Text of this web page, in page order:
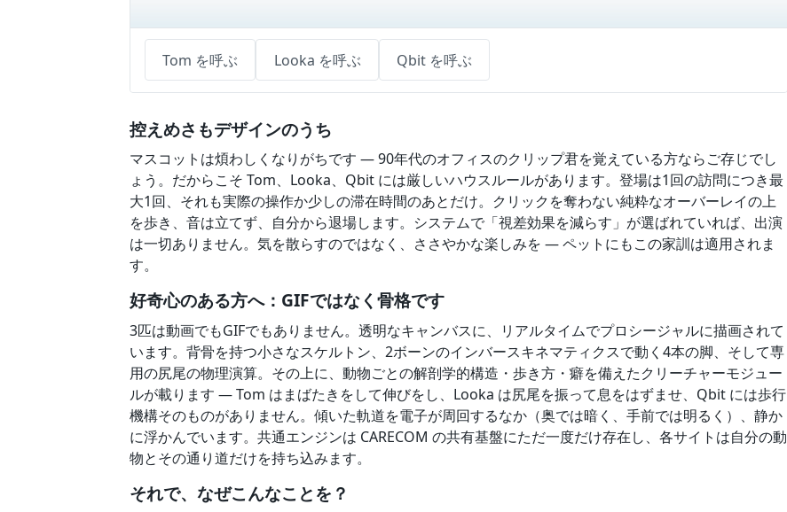
Tom を呼ぶ Looka を呼ぶ Qbit を呼ぶ
控えめさもデザインのうち
マスコットは煩わしくなりがちです — 90年代のオフィスのクリップ君を覚えている方ならご存じでし
ょう。だからこそ Tom、Looka、Qbit には厳しいハウスルールがあります。登場は1回の訪問につき最
大1回、それも実際の操作か少しの滞在時間のあとだけ。クリックを奪わない純粋なオーバーレイの上
を歩き、音は立てず、自分から退場します。システムで「視差効果を減らす」が選ばれていれば、出演
は一切ありません。気を散らすのではなく、ささやかな楽しみを — ペットにもこの家訓は適用されま
す。
好奇心のある方へ：GIFではなく骨格です
3匹は動画でもGIFでもありません。透明なキャンバスに、リアルタイムでプロシージャルに描画されて
います。背骨を持つ小さなスケルトン、2ボーンのインバースキネマティクスで動く4本の脚、そして専
用の尻尾の物理演算。その上に、動物ごとの解剖学的構造・歩き方・癖を備えたクリーチャーモジュー
ルが載ります — Tom はまばたきをして伸びをし、Looka は尻尾を振って息をはずませ、Qbit には歩行
機構そのものがありません。傾いた軌道を電子が周回するなか（奥では暗く、手前では明るく）、静か
に浮かんでいます。共通エンジンは CARECOM の共有基盤にただ一度だけ存在し、各サイトは自分の動
物とその通り道だけを持ち込みます。
それで、なぜこんなことを？